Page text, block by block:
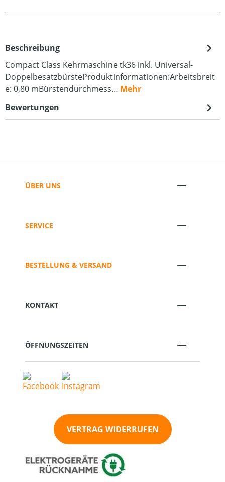
Beschreibung
Compact Class Kehrmaschine tk36 inkl. Universal-
DoppelbesatzbürsteProduktinformationen:Arbeitsbreit
e: 0,80 mBürstendurchmess… Mehr
Bewertungen
ÜBER UNS
SERVICE
BESTELLUNG & VERSAND
KONTAKT
ÖFFNUNGSZEITEN
VERTRAG WIDERRUFEN